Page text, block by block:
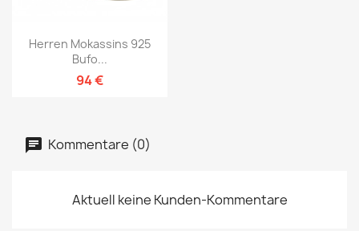
Herren Mokassins 925
Bufo...
94 €
Kommentare (0)
Aktuell keine Kunden-Kommentare